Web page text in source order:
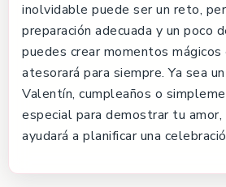
inolvidable puede ser un reto,
preparación adecuada y un poco
puedes crear momentos mágicos
atesorará para siempre. Ya sea
Valentín, cumpleaños o
especial para demostrar tu
ayudará a planificar una